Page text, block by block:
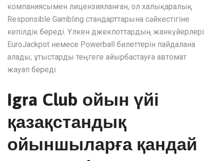
компаниясымен лицензияланған, ол халықаралық
Responsible Gambling стандарттарына сәйкестігіне
кепілдік береді. Үлкен джекпоттардың жанкүйерлері
EuroJackpot немесе Powerball билеттерін пайдалана
алады; ұтыстарды теңгеге айырбастауға автомат
жауап береді.
Igra Club ойын үйі
қазақстандық
ойыншыларға қандай